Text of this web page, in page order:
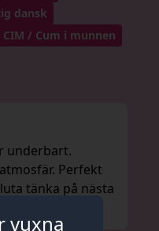
dansk
CIM / Cum i munnen
underbart.
Perfekt
tänka på nästa
vuxna